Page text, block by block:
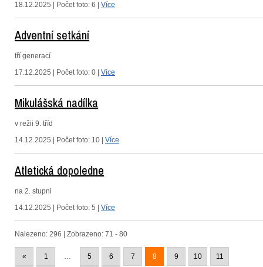
18.12.2025 | Počet foto: 6 | Více
Adventní setkání
tří generací
17.12.2025 | Počet foto: 0 | Více
Mikulášská nadílka
v režii 9. tříd
14.12.2025 | Počet foto: 10 | Více
Atletická dopoledne
na 2. stupni
14.12.2025 | Počet foto: 5 | Více
Nalezeno: 296 | Zobrazeno: 71 - 80
« 1 … 5 6 7 8 9 10 11